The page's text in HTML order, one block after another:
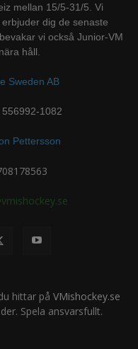
mellan 15/5-31/5. Vi
dig de senaste
vi också Junior-VM
håll.
Sweden AB
1082
Pettersson
hittar på VMishockey.se
Spela ansvarsfullt.